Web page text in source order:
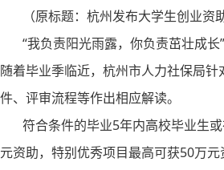
（原标题：杭州发布大学生创业资
“我负责阳光雨露，你负责茁壮成长
随着毕业季临近，杭州市人力社保局
件、评审流程等作出相应解读。
符合条件的毕业5年内高校毕业生或
元资助，特别优秀项目最高可获50万元